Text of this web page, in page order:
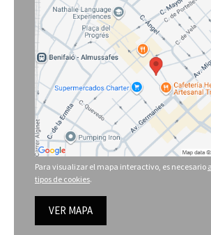
Para visualizar el mapa interactivo, es necesario
tipos de cookies.
VER MAPA